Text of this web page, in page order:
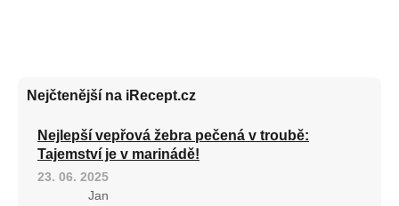
Nejčtenější na iRecept.cz
Nejlepší vepřová žebra pečená v troubě:
Tajemství je v marinádě!
23. 06. 2025
Jan